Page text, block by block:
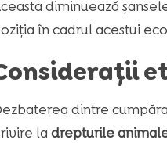
diminuează
în cadrul acestui
dintre
la drepturile